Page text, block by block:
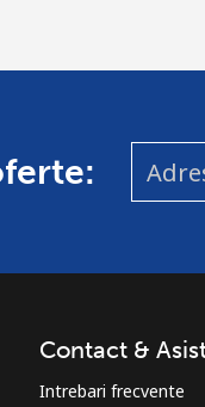
Contact &
Intrebari frecvente